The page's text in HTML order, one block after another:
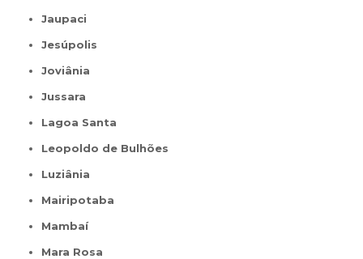
Jaupaci
Jesúpolis
Joviânia
Jussara
Lagoa Santa
Leopoldo de Bulhões
Luziânia
Mairipotaba
Mambaí
Mara Rosa